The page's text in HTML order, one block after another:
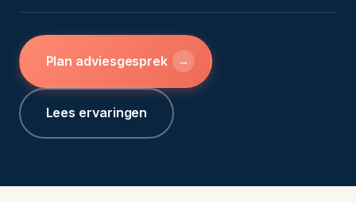
Plan adviesgesprek →
Lees ervaringen